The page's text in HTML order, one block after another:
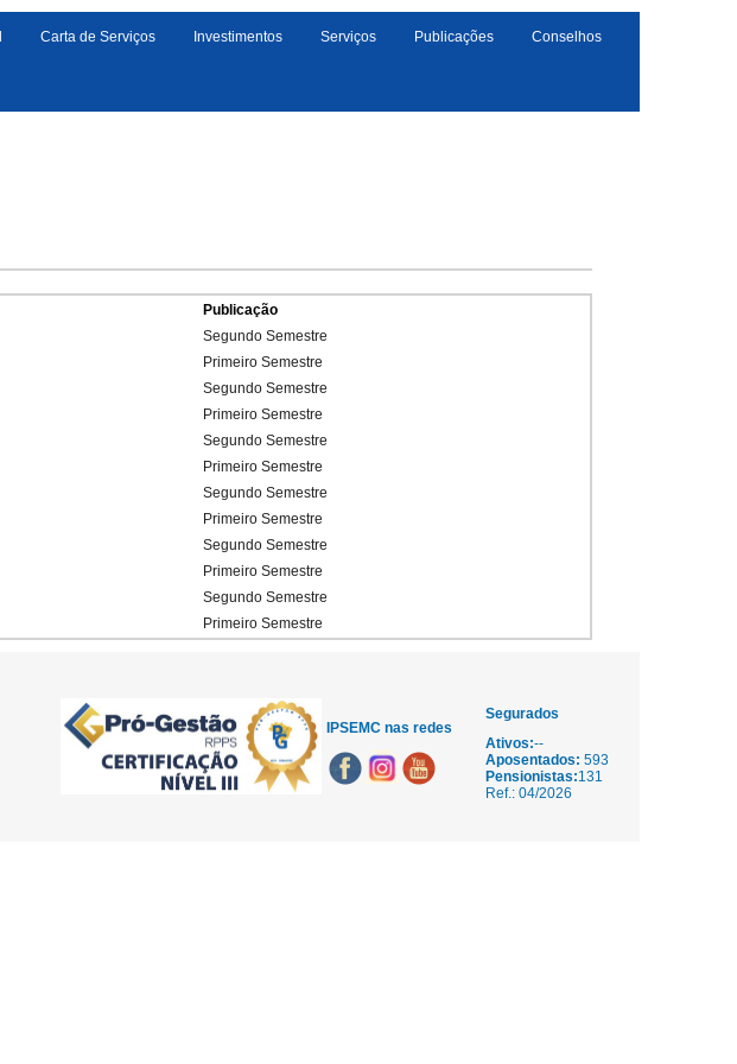
Carta de Serviços Investimentos Serviços Publicações Conselhos
Publicação
Segundo Semestre
Primeiro Semestre
Segundo Semestre
Primeiro Semestre
Segundo Semestre
Primeiro Semestre
Segundo Semestre
Primeiro Semestre
Segundo Semestre
Primeiro Semestre
Segundo Semestre
Primeiro Semestre
IPSEMC nas redes
Segurados
Ativos:--
Aposentados: 593
Pensionistas:131
Ref.: 04/2026